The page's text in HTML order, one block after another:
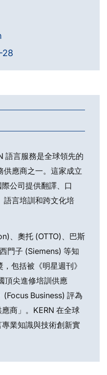
28
語言服務是全球領先的
供應商之一。這家成立
公司提供翻譯、口
語言培訓和跨文化培
、奧托 (OTTO)、巴斯
門子 (Siemens) 等知
包括被《明星週刊》
頂尖進修培訓供應
(Focus Business) 評為
商」。KERN 在全球
業知識與技術創新實